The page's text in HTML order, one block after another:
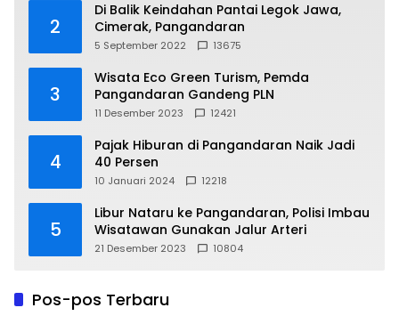
2
Di Balik Keindahan Pantai Legok Jawa,
Cimerak, Pangandaran
5 September 2022 13675
3
Wisata Eco Green Turism, Pemda
Pangandaran Gandeng PLN
11 Desember 2023 12421
4
Pajak Hiburan di Pangandaran Naik Jadi
40 Persen
10 Januari 2024 12218
5
Libur Nataru ke Pangandaran, Polisi Imbau
Wisatawan Gunakan Jalur Arteri
21 Desember 2023 10804
Pos-pos Terbaru